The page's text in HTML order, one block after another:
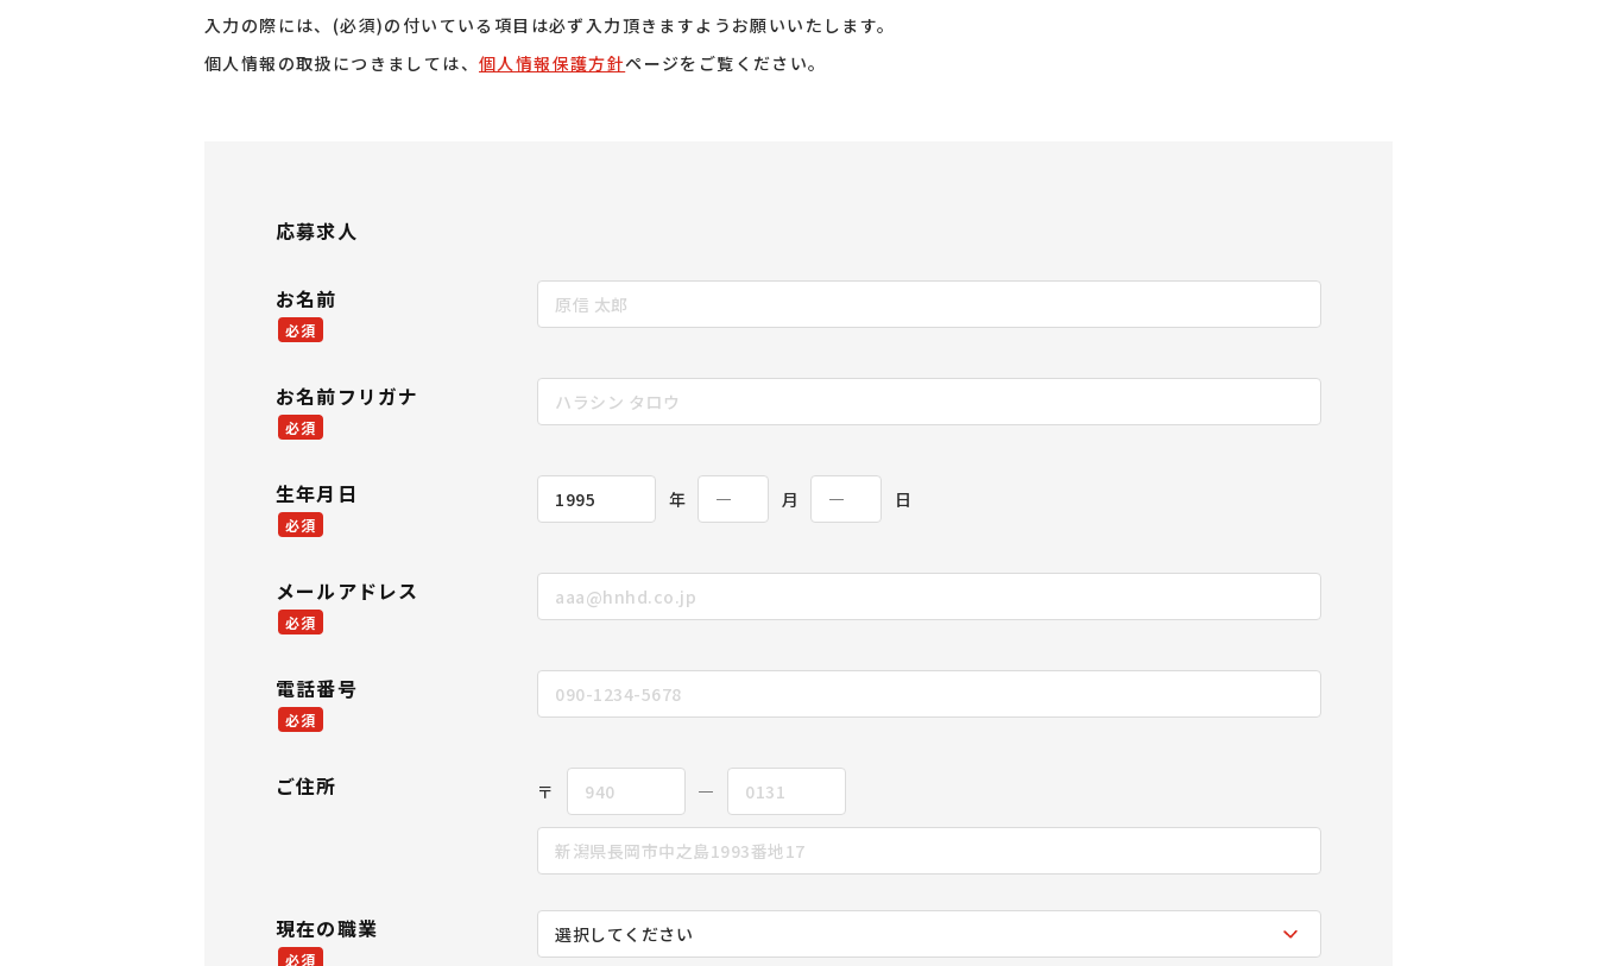
入力の際には、(必須)の付いている項目は必ず入力頂きますようお願いいたします。
個人情報の取扱につきましては、 個人情報保護方針ページをご覧ください。
応募求人
お名前
必須
お名前フリガナ
必須
生年月日
必須
年 月 日
メールアドレス
必須
電話番号
必須
ご住所 〒 ―
現在の職業
必須